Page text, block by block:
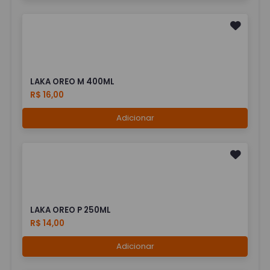
LAKA OREO M 400ML
R$ 16,00
Adicionar
LAKA OREO P 250ML
R$ 14,00
Adicionar